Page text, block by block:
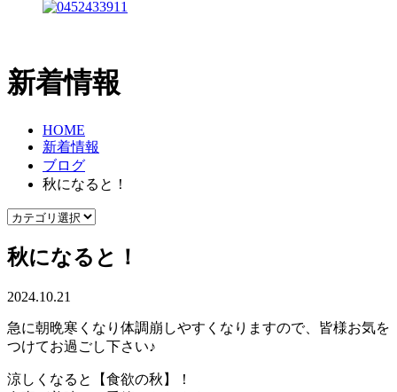
新着情報
HOME
新着情報
ブログ
秋になると！
秋になると！
2024.10.21
急に朝晩寒くなり体調崩しやすくなりますので、皆様お気を
つけてお過ごし下さい♪
涼しくなると【食欲の秋】！